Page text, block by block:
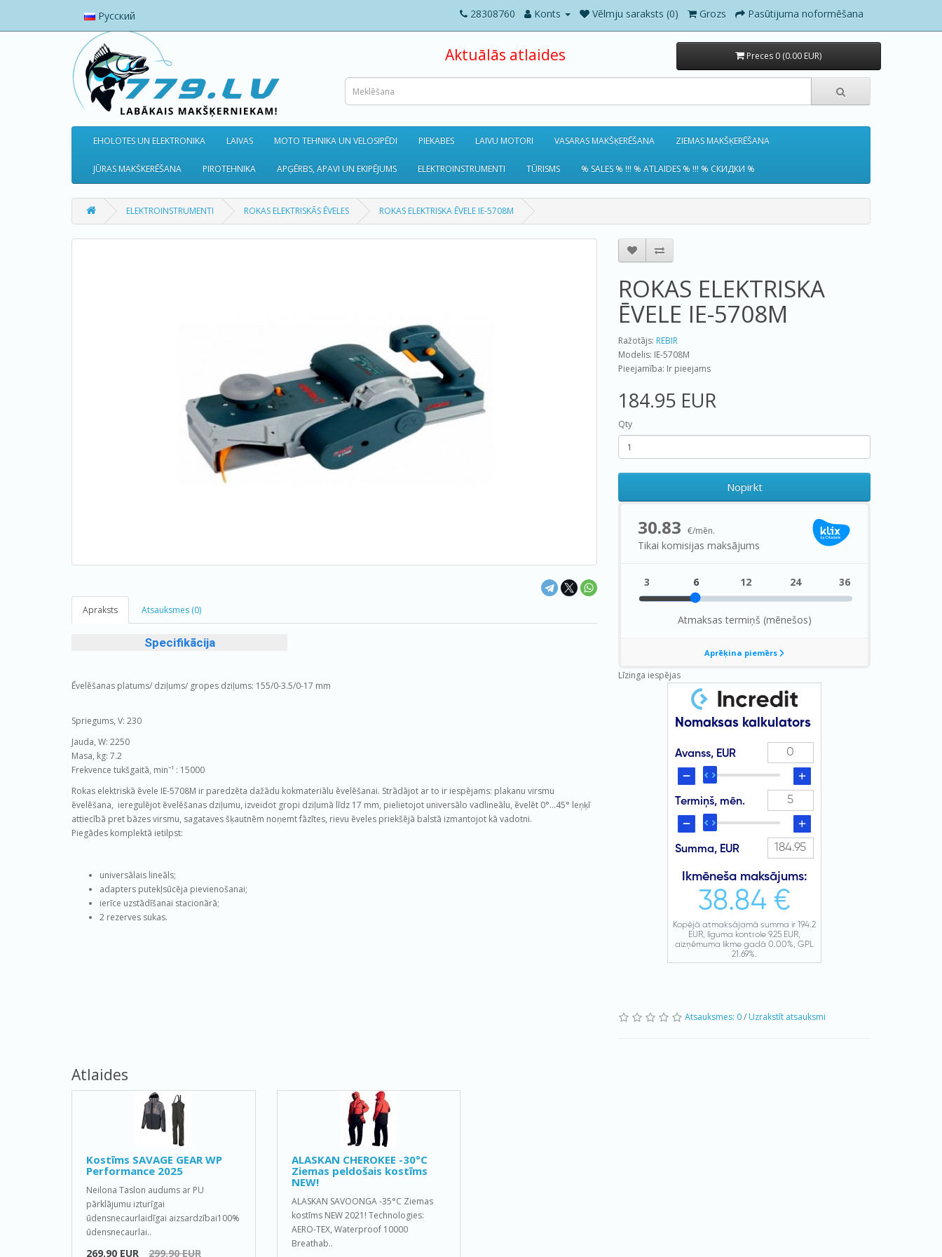
Русский 28308760 Konts Vēlmju saraksts (0) Grozs Pasūtijuma noformēšana
Aktuālās atlaides Preces 0 (0.00 EUR)
EHOLOTES UN ELEKTRONIKA LAIVAS MOTO TEHNIKA UN VELOSIPĒDI PIEKABES LAIVU MOTORI VASARAS MAKŠĶERĒŠANA ZIEMAS MAKŠĶERĒŠANA
JŪRAS MAKŠKERĒŠANA PIROTEHNIKA APĢĒRBS, APAVI UN EKIPĒJUMS ELEKTROINSTRUMENTI TŪRISMS % SALES % !!! % ATLAIDES % !!! % СКИДКИ %
ELEKTROINSTRUMENTI ROKAS ELEKTRISKĀS ĒVELES ROKAS ELEKTRISKA ĒVELE IE-5708M
Apraksts Atsauksmes (0)
Specifikācija
Ēvelēšanas platums/ dziļums/ gropes dziļums: 155/0-3.5/0-17 mm
Spriegums, V: 230
Jauda, W: 2250
Masa, kg: 7.2
Frekvence tukšgaitā, minˉ¹ : 15000
Rokas elektriskā ēvele IE-5708M ir paredzēta dažādu kokmateriālu ēvelēšanai. Strādājot ar to ir iespējams: plakanu virsmu
ēvelēšana, ieregulējot ēvelēšanas dziļumu, izveidot gropi dziļumā līdz 17 mm, pielietojot universālo vadlineālu, ēvelēt 0°…45° leņķī
attiecībā pret bāzes virsmu, sagataves šķautnēm noņemt fāzītes, rievu ēveles priekšējā balstā izmantojot kā vadotni.
Piegādes komplektā ietilpst:
universālais lineāls;
adapters putekļsūcēja pievienošanai;
ierīce uzstādīšanai stacionārā;
2 rezerves sukas.
ROKAS ELEKTRISKA
ĒVELE IE-5708M
Ražotājs: REBIR
Modelis: IE-5708M
Pieejamība: Ir pieejams
184.95 EUR
Qty
Nopirkt
Līzinga iespējas
Atsauksmes: 0/ Uzrakstīt atsauksmi
Atlaides
Kostīms SAVAGE GEAR WP
Performance 2025
Neilona Taslon audums ar PU
pārklājumu izturīgai
ūdensnecaurlaidīgai aizsardzībai100%
ūdensnecaurlai..
269.90 EUR 299.90 EUR
ALASKAN CHEROKEE -30°C
Ziemas peldošais kostīms
NEW!
ALASKAN SAVOONGA -35°C Ziemas
kostīms NEW 2021! Technologies:
AERO-TEX, Waterproof 10000
Breathab..